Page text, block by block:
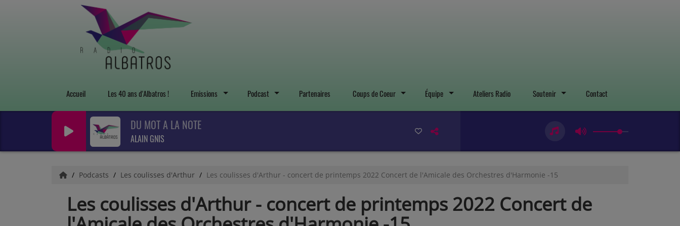
Accueil Les 40 ans d'Albatros ! Emissions Podcast Partenaires Coups de Coeur Équipe Ateliers Radio Soutenir Contact
DU MOT A LA NOTE
ALAIN GNIS
Podcasts Les coulisses d'Arthur Les coulisses d'Arthur - concert de printemps 2022 Concert de l'Amicale des Orchestres d'Harmonie -15
Les coulisses d'Arthur - concert de printemps 2022 Concert de